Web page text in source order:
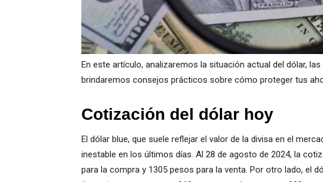
En este artículo, analizaremos la situación actual del dólar,
brindaremos consejos prácticos sobre cómo proteger tus
Cotización del dólar hoy
El dólar blue, que suele reflejar el valor de la divisa en el
inestable en los últimos días. Al 28 de agosto de 2024, la
para la compra y 1305 pesos para la venta. Por otro lado, el